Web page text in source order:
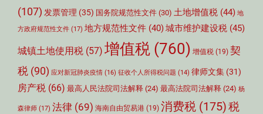
(107) 发票管理 (35) 国务院规范性文件 (30) 土地增值税 (44) 地
方政府规范性文件 (17) 地方规范性文件 (40)城市维护建设税 (45)
城镇土地使用税 (57) 增值税 (760) 增值税 (19) 契
税 (90) 应对新冠肺炎疫情 (16) 征收个人所得税问题 (14) 律师文集 (31)
房产税 (66) 最高人民法院司法解释 (24) 最高法院司法解释 (24) 杨
森律师 (17) 法律 (69) 海南自由贸易港 (19) 消费税 (175)税